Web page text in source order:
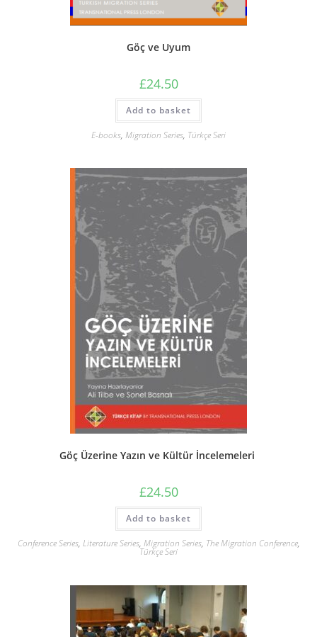
Göç ve Uyum
£24.50
Add to basket
E-books, Migration Series, Türkçe Seri
Göç Üzerine Yazın ve Kültür İncelemeleri
£24.50
Add to basket
Conference Series, Literature Series, Migration Series, The Migration Conference,
Türkçe Seri